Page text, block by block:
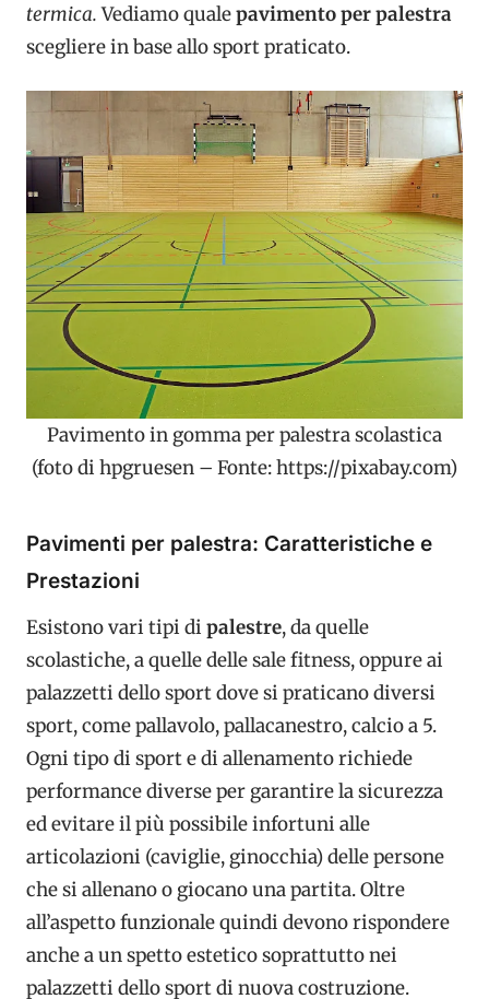
termica.Vediamo qualepavimento per palestra
scegliere in base allo sport praticato.
Pavimento in gomma per palestra scolastica
(foto di hpgruesen – Fonte: https://pixabay.com)
Pavimenti per palestra: Caratteristiche e
Prestazioni
Esistono vari tipi di palestre, da quelle
scolastiche, a quelle delle sale fitness, oppure ai
palazzetti dello sport dove si praticano diversi
sport, come pallavolo, pallacanestro, calcio a 5.
Ogni tipo di sport e di allenamento richiede
performance diverse per garantire la sicurezza
ed evitare il più possibile infortuni alle
articolazioni (caviglie, ginocchia) delle persone
che si allenano o giocano una partita. Oltre
all’aspetto funzionale quindi devono rispondere
anche a un spetto estetico soprattutto nei
palazzetti dello sport di nuova costruzione.